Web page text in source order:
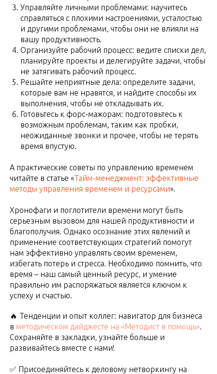
Управляйте личными проблемами: научитесь
справляться с плохими настроениями, усталостью
и другими проблемами, чтобы они не влияли на
вашу продуктивность.
Организуйте рабочий процесс: ведите списки дел,
планируйте проекты и делегируйте задачи, чтобы
не затягивать рабочий процесс.
Решайте неприятные дела: определите задачи,
которые вам не нравятся, и найдите способы их
выполнения, чтобы не откладывать их.
Готовьтесь к форс-мажорам: подготовьтесь к
возможным проблемам, таким как пробки,
неожиданные звонки и прочее, чтобы не терять
время впустую.
А практические советы по управлению временем
читайте в статье «Тайм-менеджмент: эффективные
методы управления временем и ресурсами».
Хронофаги и поглотители времени могут быть
серьезным вызовом для нашей продуктивности и
благополучия. Однако осознание этих явлений и
применение соответствующих стратегий помогут
нам эффективно управлять своим временем,
избегать потерь и стресса. Необходимо помнить, что
время – наш самый ценный ресурс, и умение
правильно им распоряжаться является ключом к
успеху и счастью.
🔥 Тенденции и опыт коллег: навигатор для бизнеса
в методическом дайджесте на «Методист в помощь».
Сохраняйте в закладки, узнайте больше и
развивайтесь вместе с нами!
✅ Присоединяйтесь к деловому нетворкингу на